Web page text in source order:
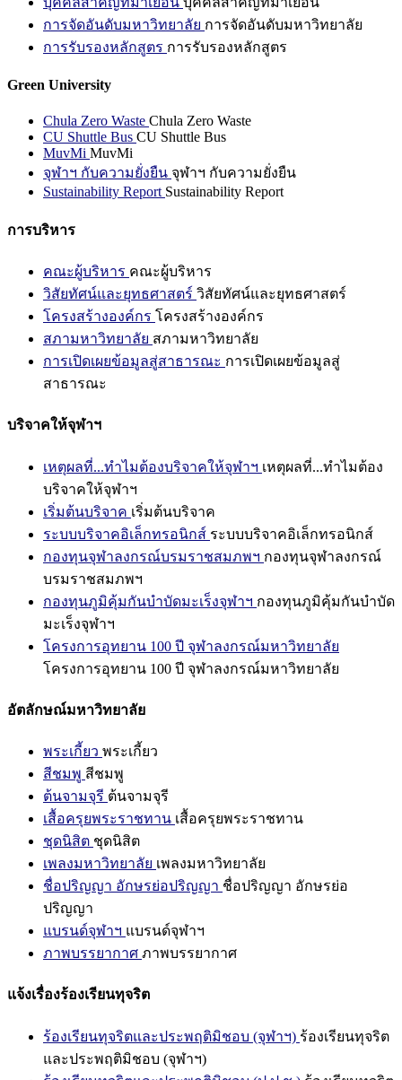
การจัดอันดับมหาวิทยาลัย การจัดอันดับมหาวิทยาลัย
การรับรองหลักสูตร การรับรองหลักสูตร
Green University
Chula Zero Waste Chula Zero Waste
CU Shuttle Bus CU Shuttle Bus
MuvMi MuvMi
จุฬาฯ กับความยั่งยืน จุฬาฯ กับความยั่งยืน
Sustainability Report Sustainability Report
การบริหาร
คณะผู้บริหาร คณะผู้บริหาร
วิสัยทัศน์และยุทธศาสตร์ วิสัยทัศน์และยุทธศาสตร์
โครงสร้างองค์กร โครงสร้างองค์กร
สภามหาวิทยาลัย สภามหาวิทยาลัย
การเปิดเผยข้อมูลสู่สาธารณะ การเปิดเผยข้อมูลสู่
สาธารณะ
บริจาคให้จุฬาฯ
เหตุผลที่...ทำไมต้องบริจาคให้จุฬาฯ เหตุผลที่...ทำไมต้อง
บริจาคให้จุฬาฯ
เริ่มต้นบริจาค เริ่มต้นบริจาค
ระบบบริจาคอิเล็กทรอนิกส์ ระบบบริจาคอิเล็กทรอนิกส์
กองทุนจุฬาลงกรณ์บรมราชสมภพฯ กองทุนจุฬาลงกรณ์
บรมราชสมภพฯ
กองทุนภูมิคุ้มกันบำบัดมะเร็งจุฬาฯ กองทุนภูมิคุ้มกันบำบัด
มะเร็งจุฬาฯ
โครงการอุทยาน 100 ปี จุฬาลงกรณ์มหาวิทยาลัย
โครงการอุทยาน 100 ปี จุฬาลงกรณ์มหาวิทยาลัย
อัตลักษณ์มหาวิทยาลัย
พระเกี้ยว พระเกี้ยว
สีชมพู สีชมพู
ต้นจามจุรี ต้นจามจุรี
เสื้อครุยพระราชทาน เสื้อครุยพระราชทาน
ชุดนิสิต ชุดนิสิต
เพลงมหาวิทยาลัย เพลงมหาวิทยาลัย
ชื่อปริญญา อักษรย่อปริญญา ชื่อปริญญา อักษรย่อ
ปริญญา
แบรนด์จุฬาฯ แบรนด์จุฬาฯ
ภาพบรรยากาศ ภาพบรรยากาศ
แจ้งเรื่องร้องเรียนทุจริต
ร้องเรียนทุจริตและประพฤติมิชอบ (จุฬาฯ) ร้องเรียนทุจริต
และประพฤติมิชอบ (จุฬาฯ)